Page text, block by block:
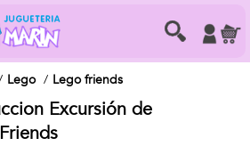
Lego Lego friends
Excursión de